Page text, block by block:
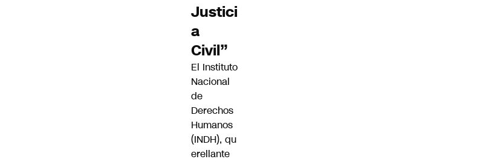
Justici
a
Civil”
El Instituto
Nacional
de
Derechos
Humanos
(INDH), qu
erellante